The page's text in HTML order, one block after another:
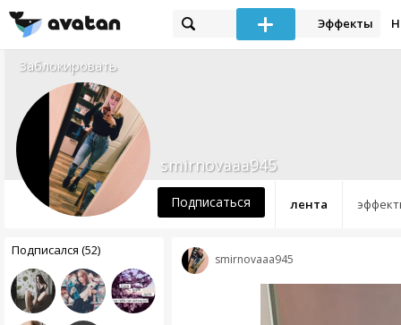
Эффекты
Заблокировать
лента
smirnovaaa945
Подписаться
Подписался (52)
smirnovaaa945